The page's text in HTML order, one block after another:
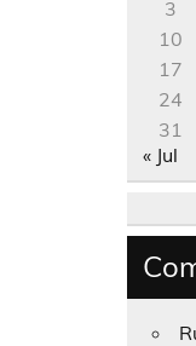
3
10
17
24
31
« Jul